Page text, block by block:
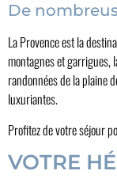
De
La Provence est la
montagnes et garrigues,
randonnées de la plaine
luxuriantes.
Profitez de votre séjour
VOTRE